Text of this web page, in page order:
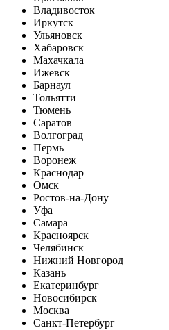
Владивосток
Иркутск
Ульяновск
Хабаровск
Махачкала
Ижевск
Барнаул
Тольятти
Тюмень
Саратов
Волгоград
Пермь
Воронеж
Краснодар
Омск
Ростов-на-Дону
Уфа
Самара
Красноярск
Челябинск
Нижний Новгород
Казань
Екатеринбург
Новосибирск
Москва
Санкт-Петербург